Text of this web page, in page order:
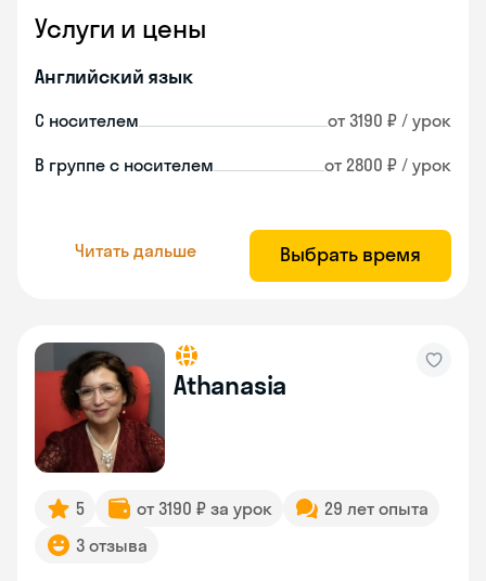
Услуги и цены
Английский язык
С носителем от 3190 ₽ / урок
В группе с носителем от 2800 ₽ / урок
Читать дальше Выбрать время
Athanasia
5 от 3190 ₽ за урок
29 лет опыта
3 отзыва